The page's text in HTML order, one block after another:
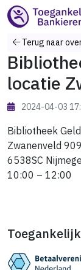
Terug naar
locatie
2024-04-03
Bibliotheek
Zwanenveld
6538SC
10:00 – 12:00